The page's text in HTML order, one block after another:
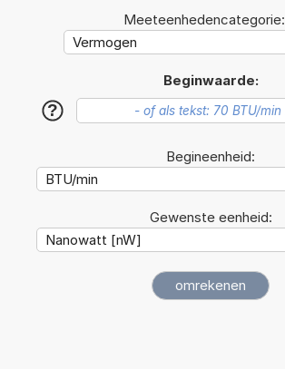
Meeteenhedencategorie:
Beginwaarde:
?
Begineenheid:
Gewenste eenheid: